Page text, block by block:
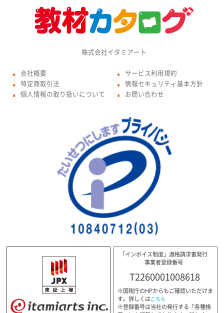
株式会社イタミアート
● 会社概要
● 特定商取引法
● 個人情報の取り扱いについて
● サービス利用規約
● 情報セキュリティ基本方針
● お問い合わせ
「インボイス制度」適格請求書発行
事業者登録番号
T2260001008618
※国税庁のHPからもご確認いただけま
す。詳しくはこちら
※登録番号は当社の発行する「各種帳